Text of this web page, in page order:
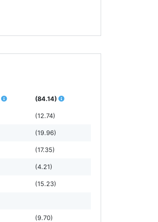
(84.14)
(12.74)
(19.96)
(17.35)
(4.21)
(15.23)
(9.70)